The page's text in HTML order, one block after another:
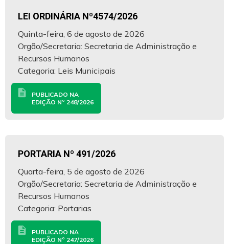
LEI ORDINÁRIA Nº4574/2026
Quinta-feira, 6 de agosto de 2026
Orgão/Secretaria: Secretaria de Administração e
Recursos Humanos
Categoria: Leis Municipais
description
PUBLICADO NA
EDIÇÃO Nº 248/2026
PORTARIA Nº 491/2026
Quarta-feira, 5 de agosto de 2026
Orgão/Secretaria: Secretaria de Administração e
Recursos Humanos
Categoria: Portarias
description
PUBLICADO NA
EDIÇÃO Nº 247/2026